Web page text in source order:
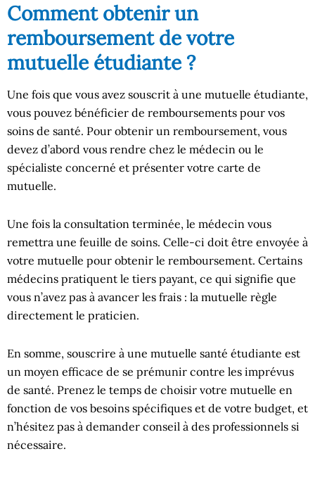
Comment obtenir un
remboursement de votre
mutuelle étudiante ?
Une fois que vous avez souscrit à une mutuelle étudiante,
vous pouvez bénéficier de remboursements pour vos
soins de santé. Pour obtenir un remboursement, vous
devez d’abord vous rendre chez le médecin ou le
spécialiste concerné et présenter votre carte de
mutuelle.
Une fois la consultation terminée, le médecin vous
remettra une feuille de soins. Celle-ci doit être envoyée à
votre mutuelle pour obtenir le remboursement. Certains
médecins pratiquent le tiers payant, ce qui signifie que
vous n’avez pas à avancer les frais : la mutuelle règle
directement le praticien.
En somme, souscrire à une mutuelle santé étudiante est
un moyen efficace de se prémunir contre les imprévus
de santé. Prenez le temps de choisir votre mutuelle en
fonction de vos besoins spécifiques et de votre budget, et
n’hésitez pas à demander conseil à des professionnels si
nécessaire.